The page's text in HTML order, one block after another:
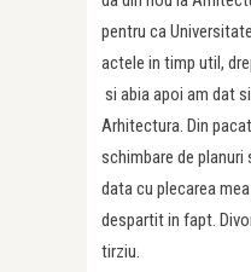
pentru ca
actele in timp util,
si abia apoi am dat
Arhitectura. Din
schimbare de planuri
data cu plecarea
despartit in fapt.
tirziu.